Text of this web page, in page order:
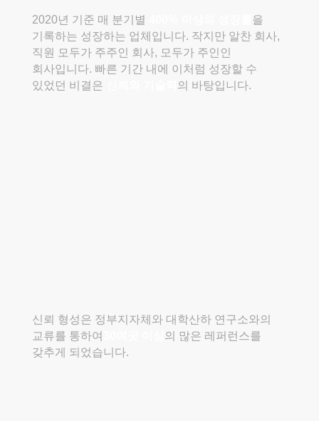
2020년 기준 매 분기별
을
기록하는 성장하는 업체입니다. 작지만 알찬 회사,
직원 모두가 주주인 회사, 모두가 주인인
회사입니다. 빠른 기간 내에 이처럼 성장할 수
있었던 비결은
의 바탕입니다.
신뢰 형성은 정부지자체와 대학산하 연구소와의
교류를 통하여
의 많은 레퍼런스를
갖추게 되었습니다.